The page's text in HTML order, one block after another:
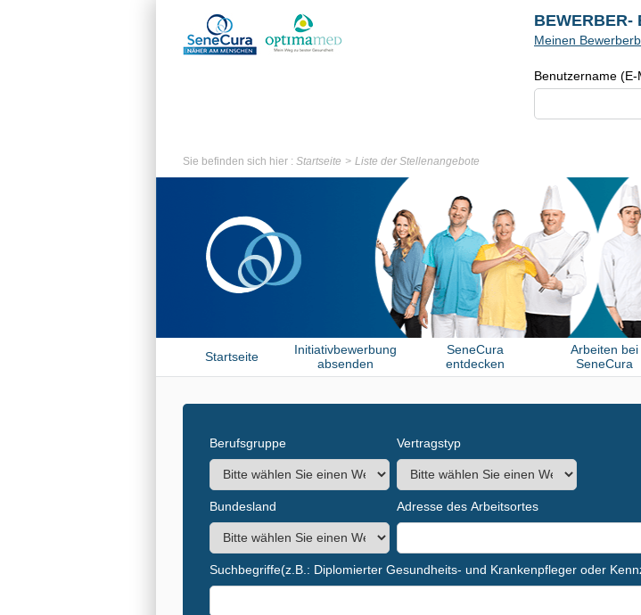
BEWERBER-
Meinen
Sie befinden sich hier : Startseite Liste der Stellenangebote
Startseite
Initiativbewerbung
absenden
SeneCura
entdecken
Arbeiten bei
SeneCura
Berufsgruppe Vertragstyp
Bundesland Adresse des Arbeitsortes
Suchbegriffe(z.B.: Diplomierter Gesundheits- und Krankenpfleger oder